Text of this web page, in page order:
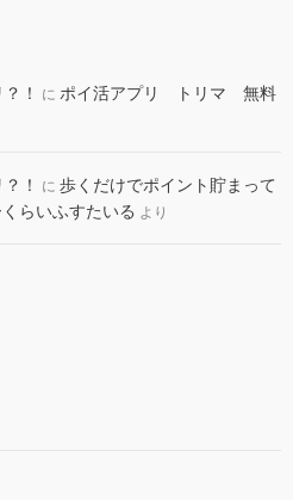
！ に ポイ活アプリ トリマ 無料
！ に 歩くだけでポイント貯まって
らいふすたいる より